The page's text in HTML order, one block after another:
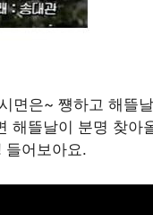
면은~ 쩅하고 해뜰
해뜰날이 분명 찾아
들어보아요.